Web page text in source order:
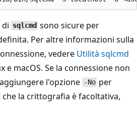
di sqlcmd sono sicure per
Per altre informazioni sulla
vedere Utilità sqlcmd
e macOS. Se la connessione non
l'opzione -No per
che la crittografia è facoltativa,